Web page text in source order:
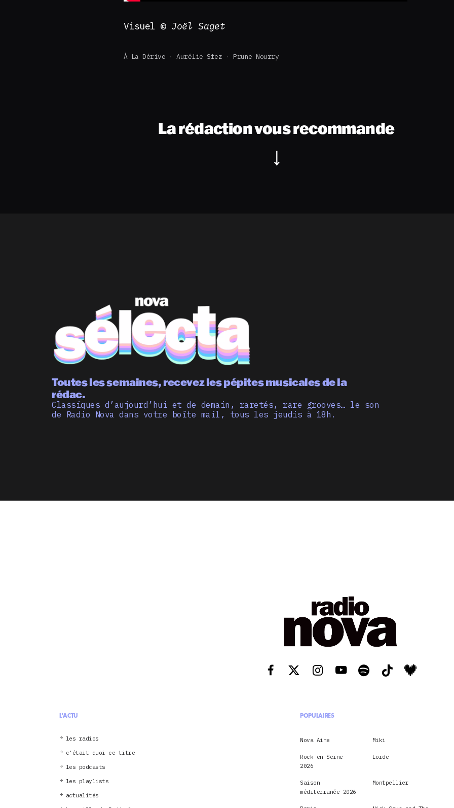
Visuel © Joël Saget
À La Dérive Aurélie Sfez Prune Nourry
La rédaction vous recommande
Toutes les semaines, recevez les pépites musicales de la
rédac.
Classiques d’aujourd’hui et de demain, raretés, rare grooves… le son
de Radio Nova dans votre boîte mail, tous les jeudis à 18h.
L'ACTU
les radios
c’était quoi ce titre
les podcasts
les playlists
actualités
POPULAIRES
Nova Aime Miki
Rock en Seine
2026
Lorde
Saison
méditerranée 2026
Montpellier